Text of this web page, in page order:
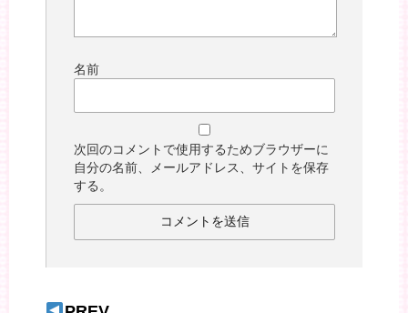
名前
次回のコメントで使用するためブラウザーに
自分の名前、メールアドレス、サイトを保存
する。